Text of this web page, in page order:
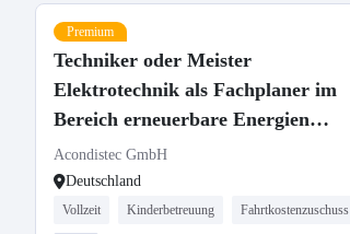
Premium
Techniker oder Meister
Elektrotechnik als Fachplaner im
Bereich erneuerbare Energien
(m/w/d)
Acondistec GmbH
Deutschland
Vollzeit Kinderbetreuung Fahrtkostenzuschuss